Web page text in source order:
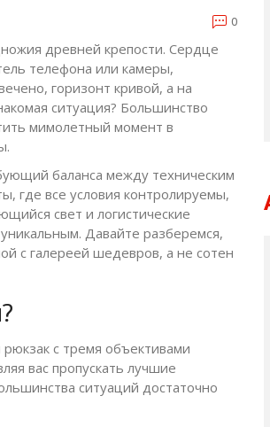
0
древней крепости. Сердце
телефона или камеры,
горизонт кривой, а на
ситуация? Большинство
мимолетный момент в
баланса между техническим
где все условия контролируемы,
свет и логистические
Давайте разберемся,
с галереей шедевров, а не сотен
с тремя объективами
вас пропускать лучшие
ситуаций достаточно